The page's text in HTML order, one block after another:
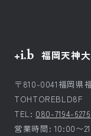
+i.b 福岡天神
〒810-0041福岡県
TOHTOREBLD8F
TEL: 080-7194-6276
営業時間: 10:00〜